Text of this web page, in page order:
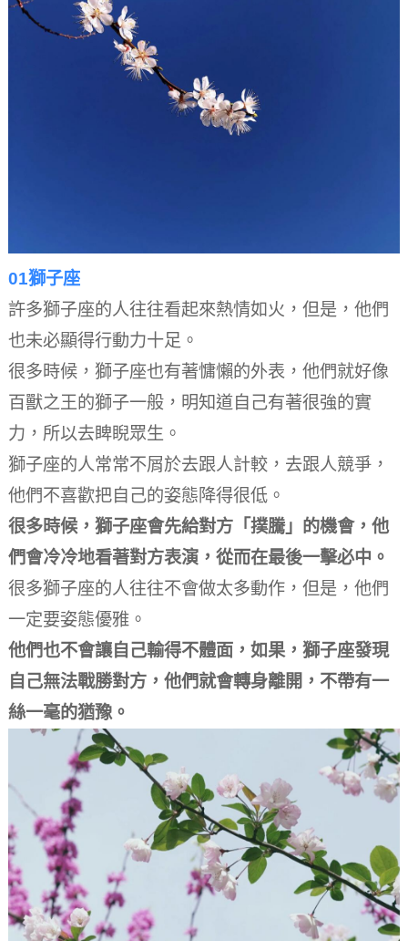
01獅子座
許多獅子座的人往往看起來熱情如火，但是，他們
也未必顯得行動力十足。
很多時候，獅子座也有著慵懶的外表，他們就好像
百獸之王的獅子一般，明知道自己有著很強的實
力，所以去睥睨眾生。
獅子座的人常常不屑於去跟人計較，去跟人競爭，
他們不喜歡把自己的姿態降得很低。
很多時候，獅子座會先給對方「撲騰」的機會，他
們會冷冷地看著對方表演，從而在最後一擊必中。
很多獅子座的人往往不會做太多動作，但是，他們
一定要姿態優雅。
他們也不會讓自己輸得不體面，如果，獅子座發現
自己無法戰勝對方，他們就會轉身離開，不帶有一
絲一毫的猶豫。